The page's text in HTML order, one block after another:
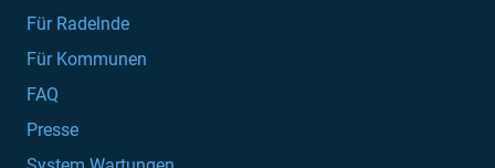
Für Radelnde
Für Kommunen
FAQ
Presse